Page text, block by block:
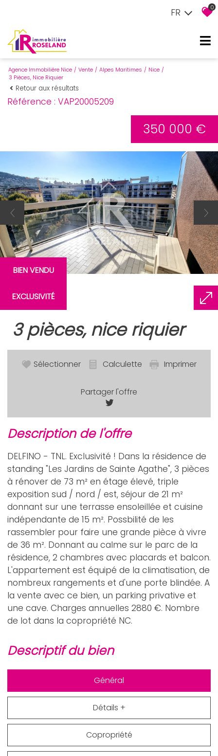
FR 0
Agence Immobiliére Nice Vente Alpes Maritimes
Nice
3 Pièces, Nice Riquier
Retour aux résultats
Référence : VAP20005209
BIEN VENDU
EXCLUSIVITÉ
350 000 €
3 pièces, nice riquier
Sélectionner Calculette Imprimer
Partager l'offre
description de l'offre
DELFINO - TNL. Exclusivité ! Dans la résidence de
standing "Les Jardins de Sainte Agathe", 3 pièces
à rénover de 73 m² en étage élevé, triple
exposition sud / nord / est, séjour de 21 m²
donnant sur une terrasse ensoleillée et cuisine
indépendante de 15 m². Possbilité de les
rassembler pour faire une grande pièce à vivre
de 36 m². Donnant au calme sur le parc de la
résidence, 2 chambres avec placards et balcon.
L'appartement est équipé de la climatisation, de
nombreux rangements et d'une porte blindée. A
la vente avec ce bien, un parking privative et
une cave. Charges annuelles 2880 €. Nombre
de lot dans la copropriété NC.
descriptif du bien
Général
Détails +
Copropriété